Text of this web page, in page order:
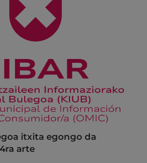
itxita egongo da
arte